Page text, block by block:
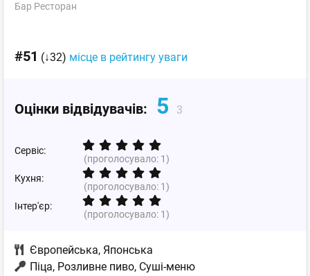
Бар Ресторан
#51 (↓32) місце в рейтингу уваги
Оцінки відвідувачів: 5 3
Сервіс:
(проголосувало: 1)
Кухня:
(проголосувало: 1)
Інтер'єр:
(проголосувало: 1)
Європейська, Японська
Піца, Розливне пиво, Суші-меню